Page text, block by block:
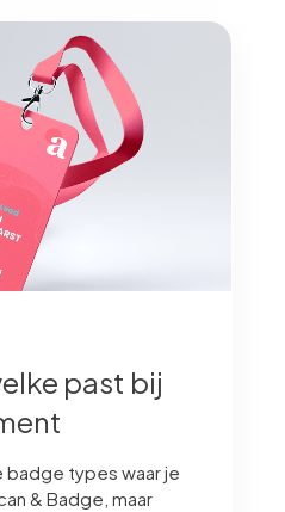
past bij
badge types waar je
& Badge, maar